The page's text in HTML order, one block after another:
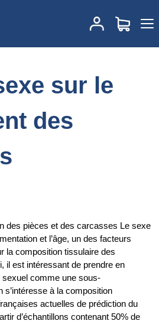
Effet du sexe sur le classement des
sur le
des
des pièces et des carcasses Le sexe
et l’âge, un des facteurs
la composition tissulaire des
il est intéressant de prendre en
comme une sous-
s’intéresse à la composition
actuelles de prédiction du
d’échantillons contenant 50% de